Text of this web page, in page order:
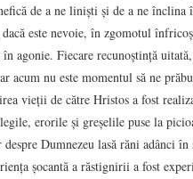
de a ne liniști și de a ne
este nevoie, în zgomotul
agonie. Fiecare recunoștință
acum nu este momentul să ne
vieții de către Hristos a fost
erorile și greșelile puse la
Dumnezeu lasă răni adânci
șocantă a răstignirii a fost